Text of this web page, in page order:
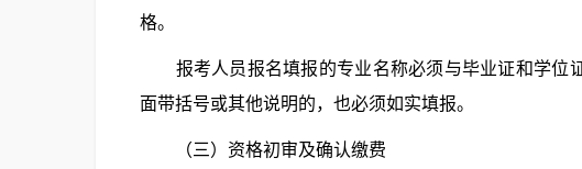
格。
报考人员报名填报的专业名称必须与毕业证和学位
面带括号或其他说明的，也必须如实填报。
（三）资格初审及确认缴费